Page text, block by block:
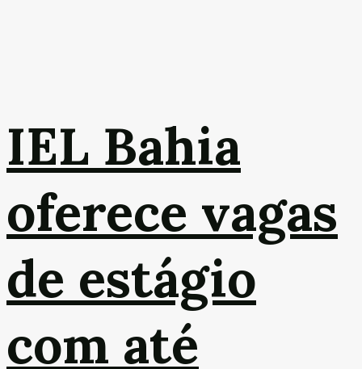
IEL Bahia
oferece vagas
de estágio
com até